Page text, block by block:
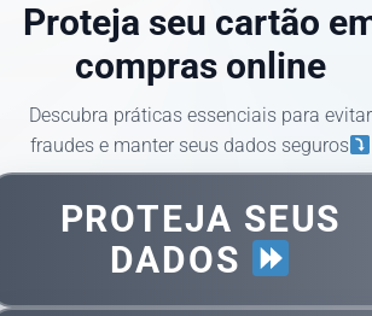
Proteja seu cartão
compras online
Descubra práticas essenciais para evitar
fraudes e manter seus dados seguros
PROTEJA SEUS
DADOS